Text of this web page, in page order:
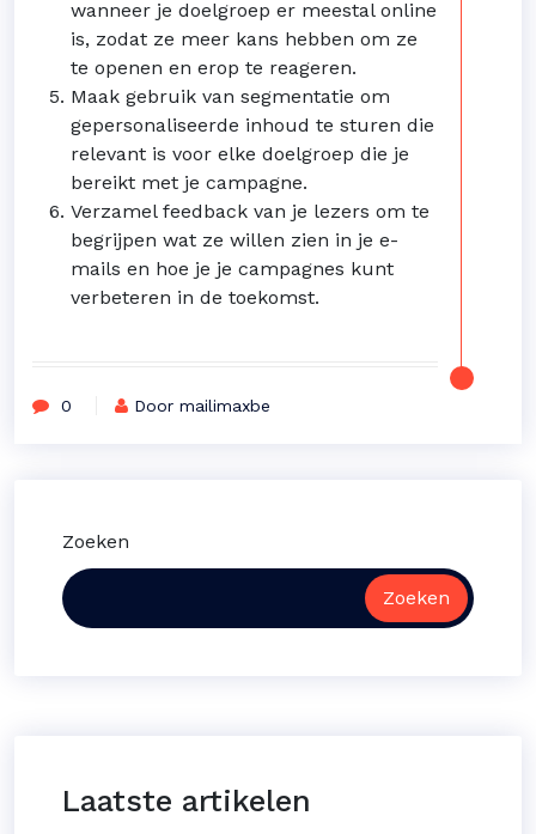
wanneer je doelgroep er meestal online
is, zodat ze meer kans hebben om ze
te openen en erop te reageren.
Maak gebruik van segmentatie om
gepersonaliseerde inhoud te sturen die
relevant is voor elke doelgroep die je
bereikt met je campagne.
Verzamel feedback van je lezers om te
begrijpen wat ze willen zien in je e-
mails en hoe je je campagnes kunt
verbeteren in de toekomst.
0 Door mailimaxbe
Zoeken
Zoeken
Laatste artikelen